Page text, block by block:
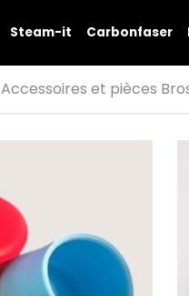
Steam-it Carbonfaser
Accessoires et pièces